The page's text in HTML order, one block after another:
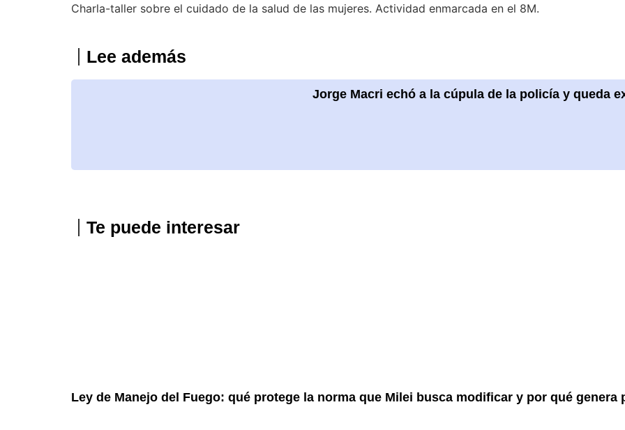
Charla-taller sobre el cuidado de la salud de las mujeres. Actividad enmarcada en el 8M.
Lee además
Jorge Macri echó a la cúpula de la policía y queda
Te puede interesar
Ley de Manejo del Fuego: qué protege la norma que Milei busca modificar y por qué genera